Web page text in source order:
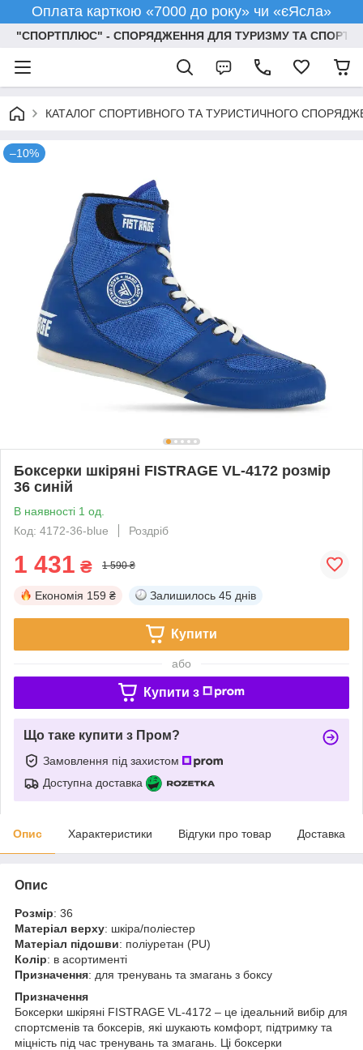
Оплата карткою «7000 до року» чи «єЯсла»
"СПОРТПЛЮС" - СПОРЯДЖЕННЯ ДЛЯ ТУРИЗМУ ТА СПОРТУ
КАТАЛОГ СПОРТИВНОГО ТА ТУРИСТИЧНОГО
–10%
Боксерки шкіряні FISTRAGE VL-4172 розмір
36 синій
В наявності 1 од.
Код: 4172-36-blue
Роздріб
1 431 ₴ 1 590 ₴
Економія 159 ₴ Залишилось 45 днів
Купити
або
Купити з
Що таке купити з Пром?
Замовлення під захистом
Доступна доставка
Опис Характеристики Відгуки про товар Доставка
Опис
Розмір: 36
Матеріал верху: шкіра/поліестер
Матеріал підошви: поліуретан (PU)
Колір: в асортименті
Призначення: для тренувань та змагань з боксу
Призначення
Боксерки шкіряні FISTRAGE VL-4172 – це ідеальний вибір для
спортсменів та боксерів, які шукають комфорт, підтримку та
міцність під час тренувань та змагань. Ці боксерки